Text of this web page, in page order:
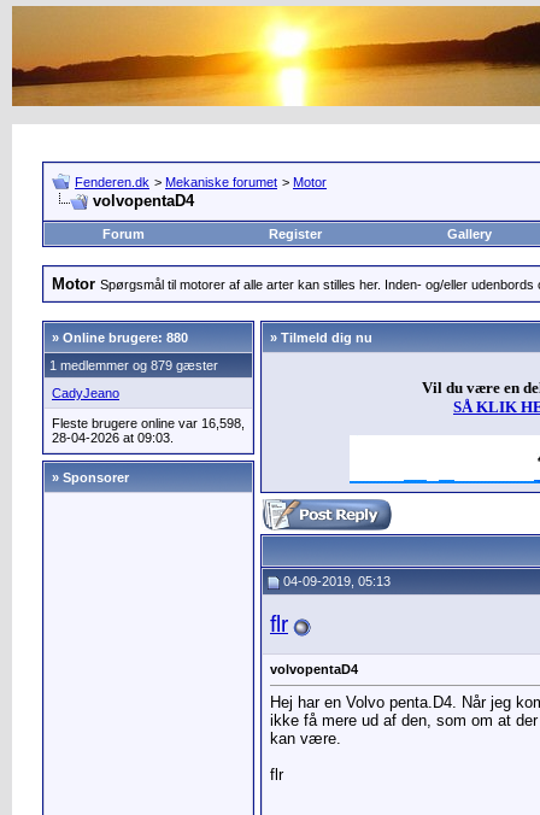
Fenderen.dk > Mekaniske forumet > Motor
volvopentaD4
Forum Register Gallery
Motor Spørgsmål til motorer af alle arter kan stilles her. Inden- og/eller
» Online brugere: 880
1 medlemmer og 879 gæster
CadyJeano
Fleste brugere online var 16,598,
28-04-2026 at 09:03.
» Sponsorer
» Tilmeld dig nu
Vil du være en
SÅ KLIK
04-09-2019, 05:13
flr
volvopentaD4
Hej har en Volvo penta.D4. Når jeg
ikke få mere ud af den, som om at
kan være.
flr